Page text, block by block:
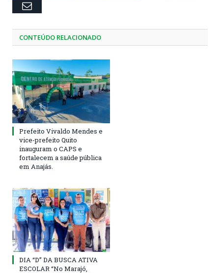
Email
CONTEÚDO RELACIONADO
Prefeito Vivaldo Mendes e
vice-prefeito Quito
inauguram o CAPS e
fortalecem a saúde pública
em Anajás.
DIA “D” DA BUSCA ATIVA
ESCOLAR “No Marajó,